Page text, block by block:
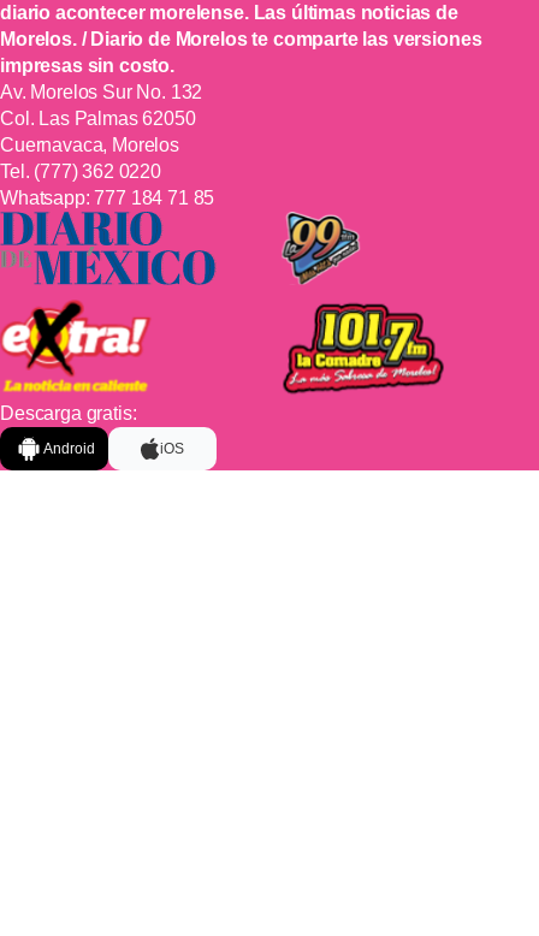
diario acontecer morelense. Las últimas noticias de
Morelos. / Diario de Morelos te comparte las versiones
impresas sin costo.
Av. Morelos Sur No. 132
Col. Las Palmas 62050
Cuernavaca, Morelos
Tel. (777) 362 0220
Whatsapp:777 184 71 85
Descarga gratis:
Android iOS